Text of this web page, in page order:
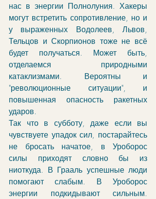
нас в энергии Полнолуния. Хакеры
могут встретить сопротивление, но и
у выраженных Водолеев, Львов,
Тельцов и Скорпионов тоже не всё
будет получаться. Может быть,
отделаемся природными
катаклизмами. Вероятны и
"революционные ситуации", и
повышенная опасность ракетных
ударов.
Так что в субботу, даже если вы
чувствуете упадок сил, постарайтесь
не бросать начатое, в Уроборос
силы приходят словно бы из
ниоткуда. В Грааль успешные люди
помогают слабым. В Уроборос
энергии подкидывают сильным.